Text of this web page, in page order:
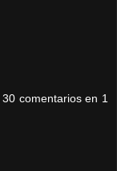
comentarios en 1